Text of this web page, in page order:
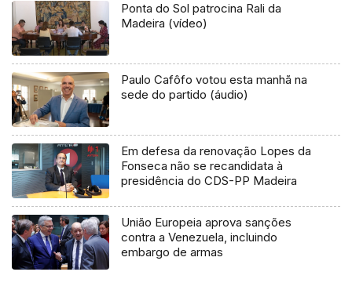
Ponta do Sol patrocina Rali da
Madeira (vídeo)
Paulo Cafôfo votou esta manhã na
sede do partido (áudio)
Em defesa da renovação Lopes da
Fonseca não se recandidata à
presidência do CDS-PP Madeira
União Europeia aprova sanções
contra a Venezuela, incluindo
embargo de armas